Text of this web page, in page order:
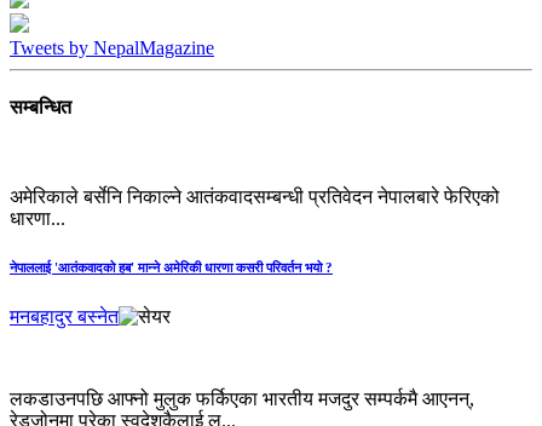
Tweets by NepalMagazine
सम्बन्धित
अमेरिकाले बर्सेनि निकाल्ने आतंकवादसम्बन्धी प्रतिवेदन नेपालबारे फेरिएको
धारणा...
नेपाललाई 'आतंकवादको हब' मान्‍ने अमेरिकी धारणा कसरी परिवर्तन भयो ?
मनबहादुर बस्नेत
लकडाउनपछि आफ्नो मुलुक फर्किएका भारतीय मजदुर सम्पर्कमै आएनन्,
रेडजोनमा परेका स्वदेशकैलाई ल्...